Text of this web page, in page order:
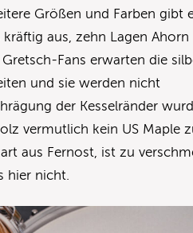
Größen und Farben gibt
aus, zehn Lagen Ahorn
Fans erwarten die
und sie werden nicht
der Kesselränder
vermutlich kein US Maple
aus Fernost, ist zu
hier nicht.